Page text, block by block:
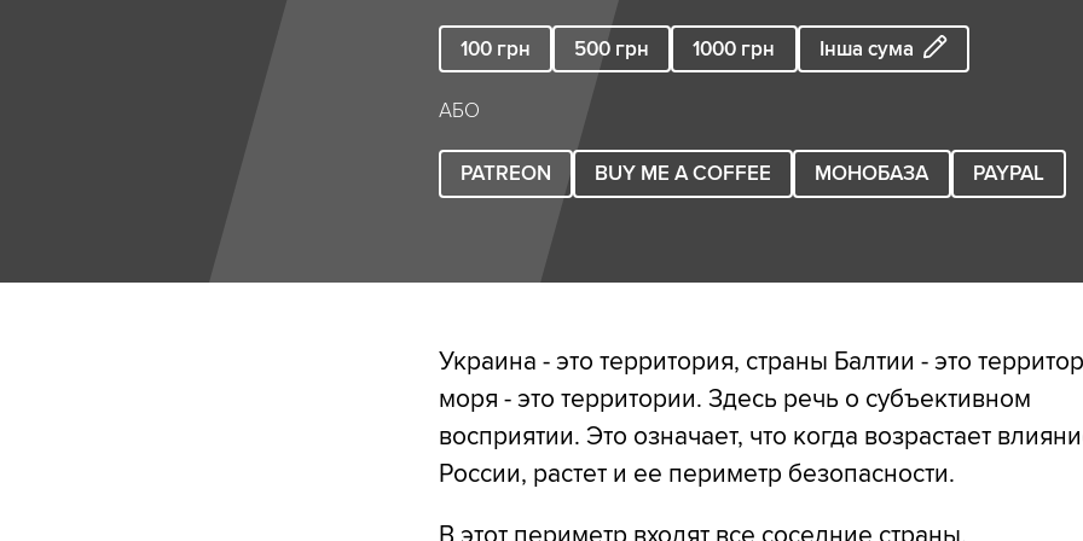
100 грн 500 грн 1000 грн Інша сума
АБО
PATREON BUY ME A COFFEE МОНОБАЗА PAYPAL
Украина - это территория, страны Балтии - это
моря - это территории. Здесь речь о субъективном
восприятии. Это означает, что когда возрастает
России, растет и ее периметр безопасности.